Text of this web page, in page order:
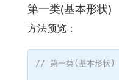
第一类(基本形状)
方法预览：
// 第一类(基本形状)